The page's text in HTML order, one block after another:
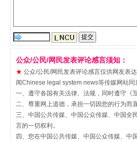
公众/公民/网民发表评论感言须知：
★ 公众/公民/网民发表评论感言仅供网友表
闻Chinese legal system news等传媒网站同
一、遵守各国有关法律、法规，同时遵守《
二、尊重网上道德，承担一切因您的行为而
三、中国公共传媒、中国公众传媒、中国
言的一切权利。
四、您在中国公共传媒、中国公众传媒、